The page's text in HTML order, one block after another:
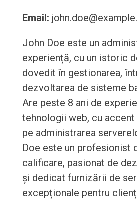
Email:
John Doe este un
experiență, cu un istoric
dovedit în gestionarea,
dezvoltarea de sisteme
Are peste 8 ani de
tehnologii web, cu
pe administrarea
Doe este un profesionist
calificare, pasionat de
și dedicat furnizării de
excepționale pentru